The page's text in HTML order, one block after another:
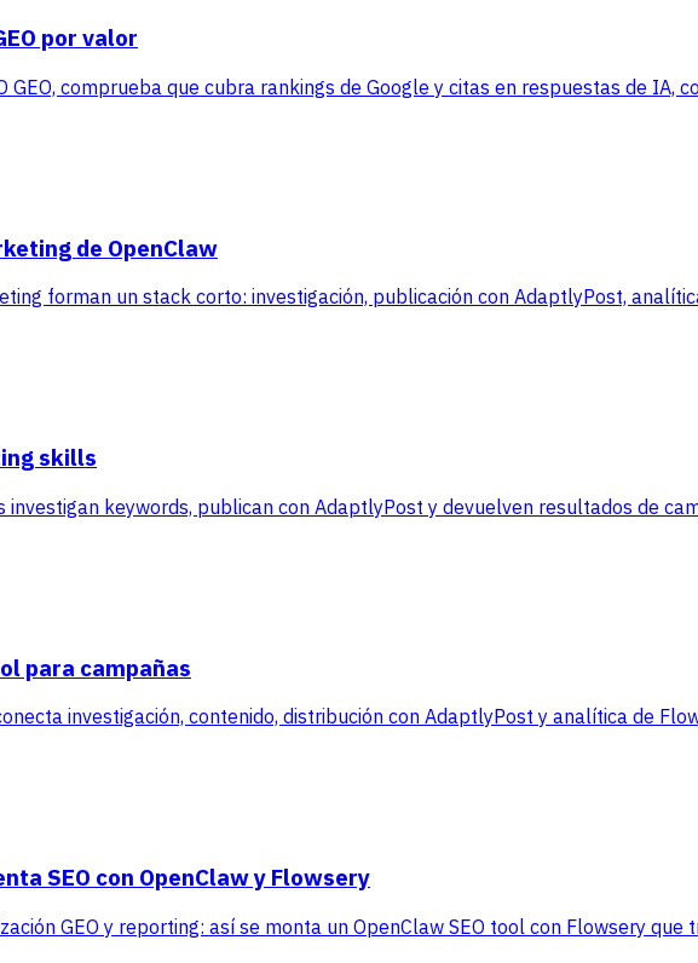
por valor
comprueba que cubra rankings de Google y citas en respuestas de IA,
de OpenClaw
forman un stack corto: investigación, publicación con AdaptlyPost,
skills
keywords, publican con AdaptlyPost y devuelven resultados de
para campañas
investigación, contenido, distribución con AdaptlyPost y analítica de
SEO con OpenClaw y Flowsery
GEO y reporting: así se monta un OpenClaw SEO tool con Flowsery que